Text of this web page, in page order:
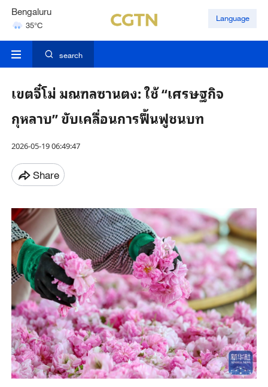
Bengaluru
35°C
Hyderabad
Language
search
เขตจี๋โม่ มณฑลซานตง: ใช้ “เศรษฐกิจ
กุหลาบ” ขับเคลื่อนการฟื้นฟูชนบท
2026-05-19 06:49:47
Share